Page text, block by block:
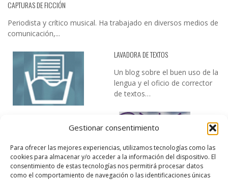
Gestionar consentimiento
Para ofrecer las mejores experiencias, utilizamos tecnologías como las
cookies para almacenar y/o acceder a la información del dispositivo. El
consentimiento de estas tecnologías nos permitirá procesar datos
como el comportamiento de navegación o las identificaciones únicas
CAPTURAS DE FICCIÓN
Periodista y crítico musical. Ha trabajado en diversos medios de
comunicación,...
LAVADORA DE TEXTOS
Un blog sobre el buen uso de la
lengua y el oficio de corrector
de textos…
DESIREE MARTÍN